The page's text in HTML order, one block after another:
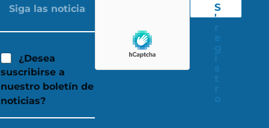
¿Desea
suscribirse a
nuestro boletín de
noticias?
S
'